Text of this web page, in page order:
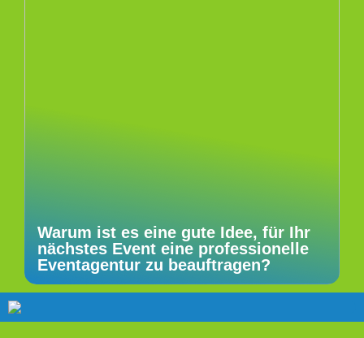
Warum ist es eine gute Idee, für Ihr
nächstes Event eine professionelle
Eventagentur zu beauftragen?